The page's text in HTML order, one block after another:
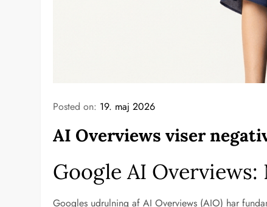
Posted on: 19. maj 2026
AI Overviews viser
Google AI
Googles udrulning af AI Overviews (AIO) har